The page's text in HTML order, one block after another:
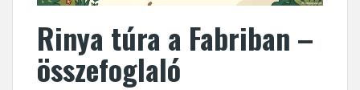
Rinya túra a Fabriban –
összefoglaló